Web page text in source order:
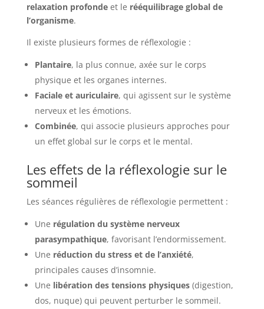
relaxation profondeet le rééquilibrage global de
l’organisme.
Il existe plusieurs formes de réflexologie :
Plantaire, la plus connue, axée sur le corps
physique et les organes internes.
Faciale et auriculaire, qui agissent sur le système
nerveux et les émotions.
Combinée, qui associe plusieurs approches pour
un effet global sur le corps et le mental.
Les effets de la réflexologie sur le
sommeil
Les séances régulières de réflexologie permettent :
Une régulation du système nerveux
parasympathique, favorisant l’endormissement.
Une réduction du stress et de l’anxiété,
principales causes d’insomnie.
Une libération des tensions physiques(digestion,
dos, nuque) qui peuvent perturber le sommeil.